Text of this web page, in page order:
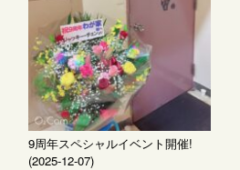
9周年スペシャルイベント開催!
(2025-12-07)